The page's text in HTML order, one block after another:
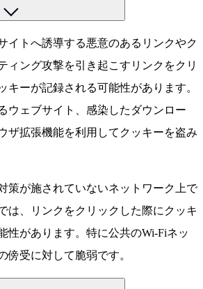
イトへ誘導する悪意のあるリンクやク
ィング攻撃を引き起こすリンクをクリ
キーが記録される可能性があります。
ウェブサイト、感染したダウンロー
ザ拡張機能を利用してクッキーを盗み
策が施されていないネットワーク上で
は、リンクをクリックした際にクッキ
性があります。特に公共のWi-Fiネッ
傍受に対して脆弱です。